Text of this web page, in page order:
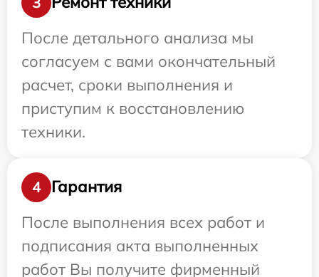
После детального анализа мы
согласуем с вами окончательный
расчет, сроки выполнения и
приступим к восстановлению
техники.
4
Гарантия
После выполнения всех работ и
подписания акта выполненных
работ Вы получите фирменный